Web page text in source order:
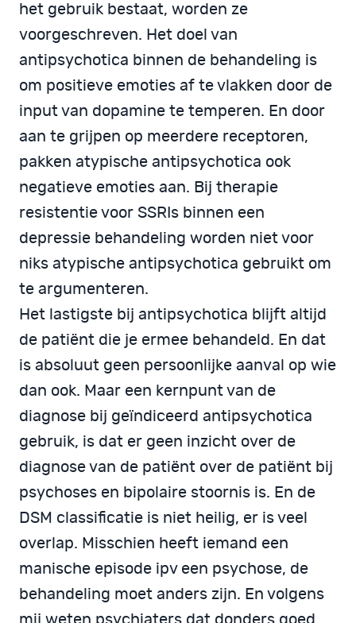
het gebruik bestaat, worden ze
voorgeschreven. Het doel van
antipsychotica binnen de behandeling is
om positieve emoties af te vlakken door de
input van dopamine te temperen. En door
aan te grijpen op meerdere receptoren,
pakken atypische antipsychotica ook
negatieve emoties aan. Bij therapie
resistentie voor SSRIs binnen een
depressie behandeling worden niet voor
niks atypische antipsychotica gebruikt om
te argumenteren.
Het lastigste bij antipsychotica blijft altijd
de patiënt die je ermee behandeld. En dat
is absoluut geen persoonlijke aanval op wie
dan ook. Maar een kernpunt van de
diagnose bij geïndiceerd antipsychotica
gebruik, is dat er geen inzicht over de
diagnose van de patiënt over de patiënt bij
psychoses en bipolaire stoornis is. En de
DSM classificatie is niet heilig, er is veel
overlap. Misschien heeft iemand een
manische episode ipv een psychose, de
behandeling moet anders zijn. En volgens
mij weten psychiaters dat donders goed.